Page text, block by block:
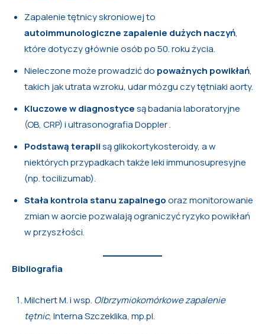
Zapalenie tętnicy skroniowej to
autoimmunologiczne zapalenie dużych naczyń,
które dotyczy głównie osób po 50. roku życia.
Nieleczone może prowadzić do poważnych powikłań,
takich jak utrata wzroku, udar mózgu czy tętniaki aorty.
Kluczowe w diagnostycesą badania laboratoryjne
(OB, CRP) i ultrasonografia Doppler .
Podstawą terapiisą glikokortykosteroidy, a w
niektórych przypadkach także leki immunosupresyjne
(np. tocilizumab).
Stała kontrola stanu zapalnegooraz monitorowanie
zmian w aorcie pozwalają ograniczyć ryzyko powikłań
w przyszłości.
Bibliografia
Milchert M. i wsp. Olbrzymiokomórkowe zapalenie
tętnic, Interna Szczeklika, mp.pl.